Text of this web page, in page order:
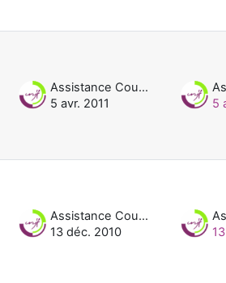
Assistance Cours UNJF
5 avr. 2011
5
Assistance Cours UNJF
13 déc. 2010